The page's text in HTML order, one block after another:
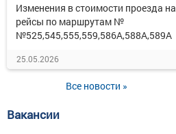
Изменения в стоимости проезда на
рейсы по маршрутам №
№525,545,555,559,586А,588А,589А
25.05.2026
Все новости »
Вакансии